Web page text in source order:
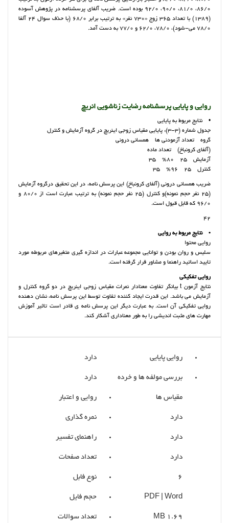
86/0، 81/0، 90/0، 92/0 بوده است. ضریب آلفای پرسشنامه در پژوهش آسوده
(1389) با تعداد 365 زوج «730 نفر» به ترتیب برابر 68/0 (با حذف سوال 24 آلفا
78/0 می-شود)، 78/0، 62/0 و 77/0 به دست آمد.
روایی و پایایی پرسشنامه رضایت زناشویی انریچ
• نتایج مربوط به پایایی
جدول شماره (3-3): پایایی مقیاس زوجی اینریچ در گروه آزمایش و کنترل
گروه تعداد آزمودنی ها همسانی درونی
(آلفای کرونباخ) تعداد ماده
آزمایش 25 80% 35
کنترل 25 96% 35
ضریب همسانی درونی (آلفای کرونباخ) این پرسش نامه، در این تحقیق درگروه آزمایش
(25 نفر حجم نمونه)و کنترل (25 نفر حجم نمونه) به ترتیب عبارت است از 80/0 و
96/0 که قابل قبول است.
42
• نتایج مربوط به روایی
روایی محتوا
سلیس و روان بودن و توانایی مجموعه عبارات در اندازه گیری متغیرهای مربوطه مورد
تایید اساتید راهنما و مشاور قرار گرفته است.
روایی تفکیکی
نتایج آزمون t بیانگر تفاوت معنادار نمرات مقیاس زوجی اینریچ در دو گروه کنترل و
آزمایش می باشد. این قدرت ایجاد کننده تفاوت توسط این پرسش نامه، نشان دهنده
روایی تفکیکی آن است. به عبارت دیگر این پرسش نامه ی قادر است تاثیر آموزش
مهارت های مثبت اندیشی را به طور معناداری آشکار کند.
روایی پایایی دارد
بررسی مولفه ها و خرده
مقیاس ها
دارد
روایی و اعتبار
دارد نمره گذاری
دارد راهنمای تفسیر
دارد تعداد صفحات
6 نوع فابل
PDF | Word حجم فایل
1.69 MB تعداد سوالات